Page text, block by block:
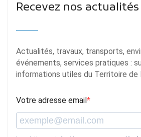
Recevez nos actualités
Actualités, travaux, transports,
événements, services pratiques :
informations utiles du Territoire de
Votre adresse email